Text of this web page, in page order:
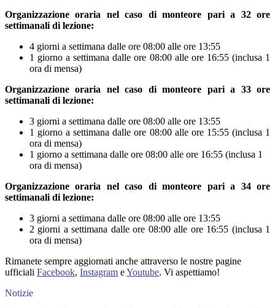
Organizzazione oraria nel caso di monteore pari a 32 ore
settimanali di lezione:
4 giorni a settimana dalle ore 08:00 alle ore 13:55
1 giorno a settimana dalle ore 08:00 alle ore 16:55 (inclusa 1
ora di mensa)
Organizzazione oraria nel caso di monteore pari a 33 ore
settimanali di lezione:
3 giorni a settimana dalle ore 08:00 alle ore 13:55
1 giorno a settimana dalle ore 08:00 alle ore 15:55 (inclusa 1
ora di mensa)
1 giorno a settimana dalle ore 08:00 alle ore 16:55 (inclusa 1
ora di mensa)
Organizzazione oraria nel caso di monteore pari a 34 ore
settimanali di lezione:
3 giorni a settimana dalle ore 08:00 alle ore 13:55
2 giorni a settimana dalle ore 08:00 alle ore 16:55 (inclusa 1
ora di mensa)
Rimanete sempre aggiornati anche attraverso le nostre pagine
ufficiali Facebook, Instagram eYoutube. Vi aspettiamo!
Notizie